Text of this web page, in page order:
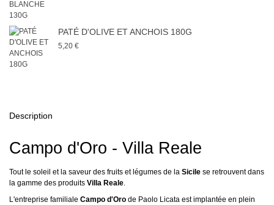
PATÉ D'OLIVE ET ANCHOIS 180G
5,20 €
Description
Campo d'Oro - Villa Reale
Tout le soleil et la saveur des fruits et légumes de la Sicile se retrouvent dans
la gamme des produits Villa Reale
L'entreprise familiale Campo d'Oro de Paolo Licata est implantée en plein